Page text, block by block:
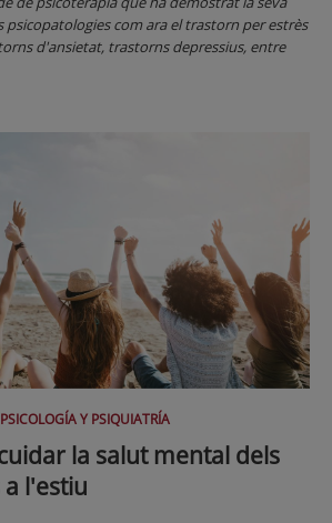
psicopatologies com ara el trastorn per estrès
d'ansietat, trastorns depressius, entre
PSICOLOGÍA Y PSIQUIATRÍA
la salut mental dels
l'estiu